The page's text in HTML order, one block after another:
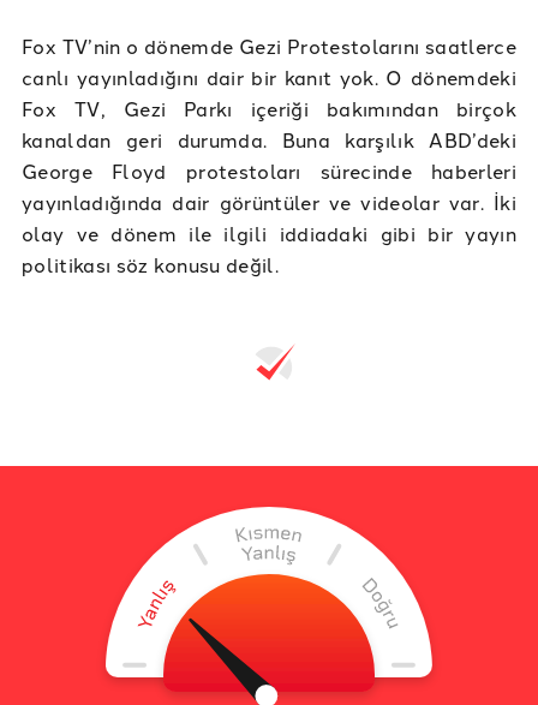
Fox TV’nin o dönemde Gezi Protestolarını saatlerce
canlı yayınladığını dair bir kanıt yok. O dönemdeki
Fox TV, Gezi Parkı içeriği bakımından birçok
kanaldan geri durumda. Buna karşılık ABD’deki
George Floyd protestoları sürecinde haberleri
yayınladığında dair görüntüler ve videolar var. İki
olay ve dönem ile ilgili iddiadaki gibi bir yayın
politikası söz konusu değil.